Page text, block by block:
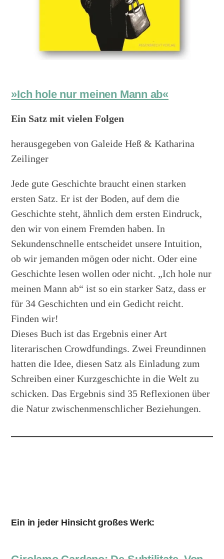
»Ich hole nur meinen Mann ab«
Ein Satz mit vielen Folgen
herausgegeben von Galeide Heß & Katharina
Zeilinger
Jede gute Geschichte braucht einen starken
ersten Satz. Er ist der Boden, auf dem die
Geschichte steht, ähnlich dem ersten Eindruck,
den wir von einem Fremden haben. In
Sekundenschnelle entscheidet unsere Intuition,
ob wir jemanden mögen oder nicht. Oder eine
Geschichte lesen wollen oder nicht. „Ich hole nur
meinen Mann ab“ ist so ein starker Satz, dass er
für 34 Geschichten und ein Gedicht reicht.
Finden wir!
Dieses Buch ist das Ergebnis einer Art
literarischen Crowdfundings. Zwei Freundinnen
hatten die Idee, diesen Satz als Einladung zum
Schreiben einer Kurzgeschichte in die Welt zu
schicken. Das Ergebnis sind 35 Reflexionen über
die Natur zwischenmenschlicher Beziehungen.
Ein in jeder Hinsicht großes Werk: